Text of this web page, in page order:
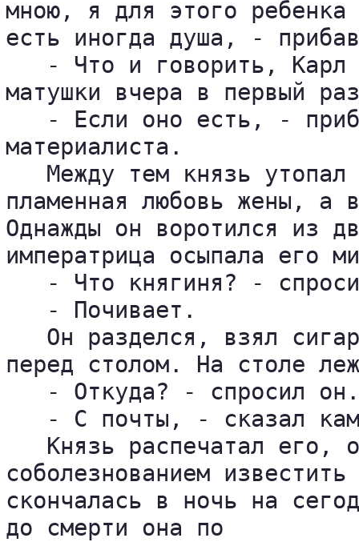
мною, я для этого
есть иногда душа, -
- Что и говорить,
матушки вчера в первый
- Если оно есть, -
материалиста.
Между тем князь
пламенная любовь жены, а
Однажды он воротился из
императрица осыпала его
- Что княгиня? -
   - Почивает.
Он разделся, взял
перед столом. На столе
   - Откуда? - спросил он.
- С почты, - сказал
Князь распечатал его,
соболезнованием
скончалась в ночь на
до смерти она по